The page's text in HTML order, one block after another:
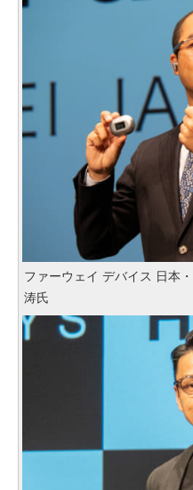
ファーウェイ デバイス 日本
涛氏